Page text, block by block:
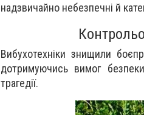
надзвичайно небезпечні й
Вибухотехніки знищили
дотримуючись вимог
трагедії.